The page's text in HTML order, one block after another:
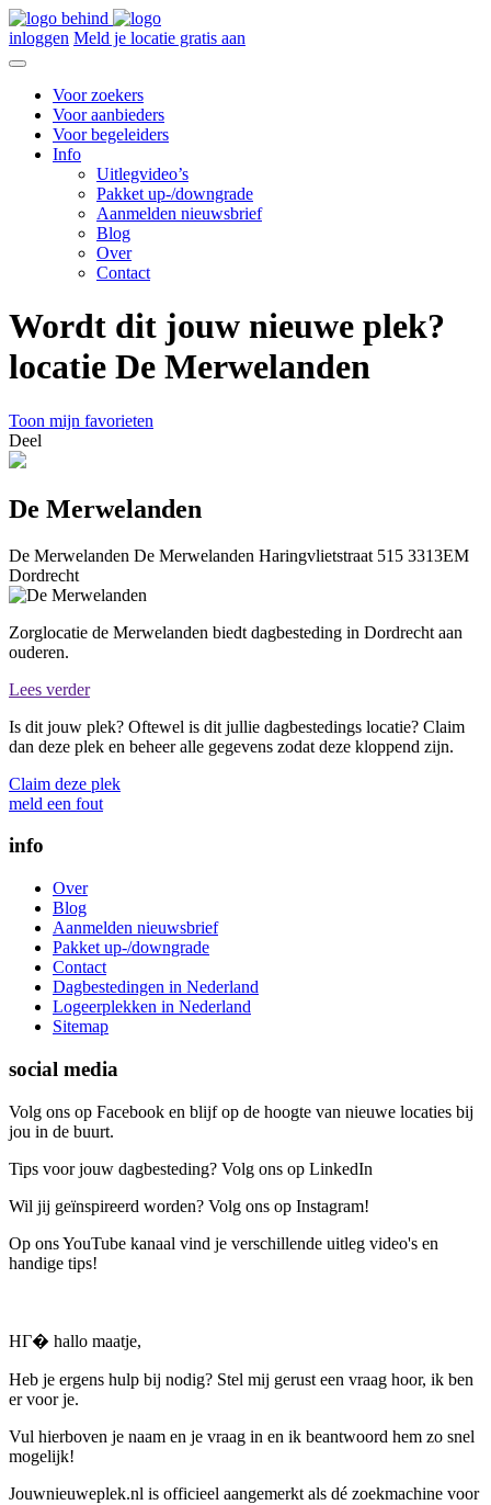
inloggen Meld je locatie gratis aan
Voor zoekers
Voor aanbieders
Voor begeleiders
Info
Uitlegvideo’s
Pakket up-/downgrade
Aanmelden nieuwsbrief
Blog
Over
Contact
Wordt dit jouw nieuwe plek?
locatie De Merwelanden
Toon mijn favorieten
Deel
De Merwelanden
De Merwelanden De Merwelanden Haringvlietstraat 515 3313EM
Dordrecht
Zorglocatie de Merwelanden biedt dagbesteding in Dordrecht aan
ouderen.
Lees verder
Is dit jouw plek? Oftewel is dit jullie dagbestedings locatie? Claim
dan deze plek en beheer alle gegevens zodat deze kloppend zijn.
Claim deze plek
meld een fout
info
Over
Blog
Aanmelden nieuwsbrief
Pakket up-/downgrade
Contact
Dagbestedingen in Nederland
Logeerplekken in Nederland
Sitemap
social media
Volg ons op Facebook en blijf op de hoogte van nieuwe locaties bij
jou in de buurt.
Tips voor jouw dagbesteding? Volg ons op LinkedIn
Wil jij geïnspireerd worden? Volg ons op Instagram!
Op ons YouTube kanaal vind je verschillende uitleg video's en
handige tips!
HГ� hallo maatje,
Heb je ergens hulp bij nodig? Stel mij gerust een vraag hoor, ik ben
er voor je.
Vul hierboven je naam en je vraag in en ik beantwoord hem zo snel
mogelijk!
Jouwnieuweplek.nl is officieel aangemerkt als dé zoekmachine voor